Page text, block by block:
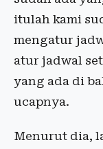
itulah kami
mengatur
atur jadwal
yang ada di
ucapnya.
Menurut dia,